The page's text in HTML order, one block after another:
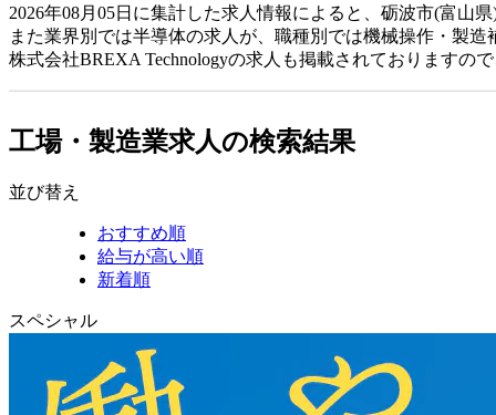
2026年08月05日に集計した求人情報によると、砺波市(富山
また業界別では半導体の求人が、職種別では機械操作・製
株式会社BREXA Technologyの求人も掲載されておりますの
工場・製造業求人の検索結果
並び替え
おすすめ順
給与が高い順
新着順
スペシャル